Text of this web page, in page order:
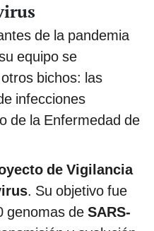
de la pandemia
equipo se
bichos: las
infecciones
de la Enfermedad de
de Vigilancia
. Su objetivo fue
genomas de SARS-